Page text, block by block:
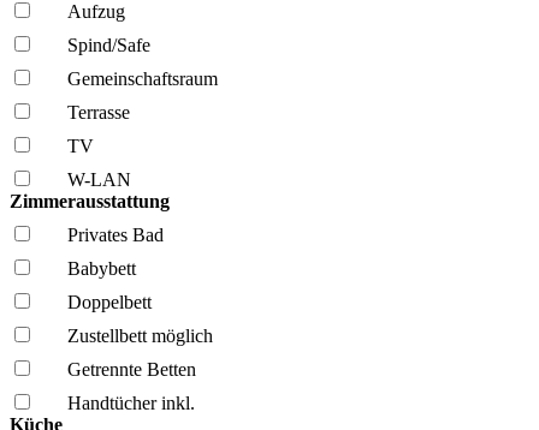
Aufzug
Spind/Safe
Gemeinschafts­raum
Terrasse
TV
W-LAN
Zimmerausstattung
Privates Bad
Babybett
Doppelbett
Zustellbett möglich
Getrennte Betten
Handtücher inkl.
Küche